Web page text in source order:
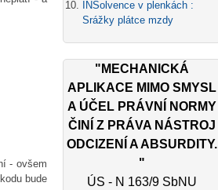
- ovšem
bude
INSolvence v plenkách :
Srážky plátce mzdy
"MECHANICKÁ
APLIKACE MIMO SMYSL
A ÚČEL PRÁVNÍ NORMY
ČINÍ Z PRÁVA NÁSTROJ
ODCIZENÍ A ABSURDITY.
"
ÚS - N 163/9 SbNU